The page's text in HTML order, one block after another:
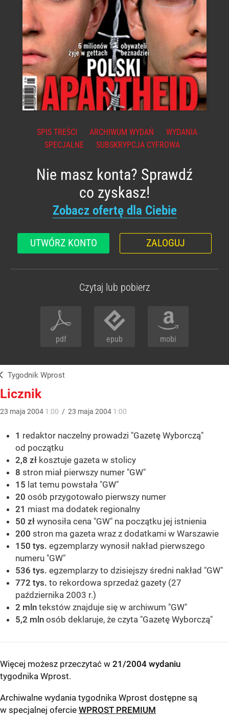
SPIS TREŚCI ARCHIWUM WYDAŃ
WYDANIA
SPECJALNE
SUBSKRYPCJA CYFROWA
Nie masz konta? Sprawdź
co zyskasz!
Zobacz ofertę dla Ciebie
UTWÓRZ KONTO ZALOGUJ
Czytaj lub pobierz
pdf epub mobi
Tygodnik Wprost
Licznik
23 maja 2004 1:00 / 23 maja 2004 1:00
1 redaktor naczelny prowadzi "Gazetę Wyborczą"
od początku
2,8 zł kosztuje gazeta w stolicy
8 stron miał pierwszy numer "GW"
15 lat temu powstała "GW"
20 osób przygotowało pierwszy numer
21 miast ma dodatek regionalny
50 zł wynosiła cena "GW" na początku jej istnienia
200 stron ma gazeta wraz z dodatkami w Warszawie
150 tys. egzemplarzy wynosił nakład pierwszego
numeru "GW"
536 tys. egzemplarzy to dzisiejszy średni nakład "GW"
772 tys. to rekordowa sprzedaż gazety (27
października 2003 r.)
2 mln tekstów znajduje się w archiwum "GW"
5,2 mln osób deklaruje, że czyta "Gazetę Wyborczą"
Więcej możesz przeczytać w 21/2004 wydaniu
tygodnika Wprost.
Archiwalne wydania tygodnika Wprost dostępne są
w specjalnej ofercie WPROST PREMIUM